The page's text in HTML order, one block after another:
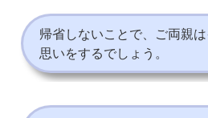
帰省しないことで、ご両親
思いをするでしょう。